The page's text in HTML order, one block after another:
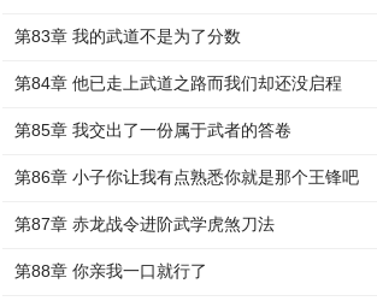
第83章 我的武道不是为了分数
第84章 他已走上武道之路而我们却还没启程
第85章 我交出了一份属于武者的答卷
第86章 小子你让我有点熟悉你就是那个王锋吧
第87章 赤龙战令进阶武学虎煞刀法
第88章 你亲我一口就行了